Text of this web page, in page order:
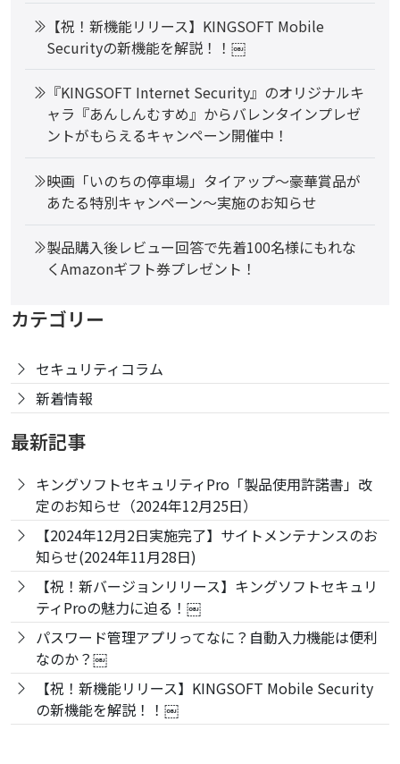
【祝！新機能リリース】KINGSOFT Mobile
Securityの新機能を解説！！￼
『KINGSOFT Internet Security』のオリジナルキ
ャラ『あんしんむすめ』からバレンタインプレゼ
ントがもらえるキャンペーン開催中！
映画「いのちの停車場」タイアップ～豪華賞品が
あたる特別キャンペーン～実施のお知らせ
製品購入後レビュー回答で先着100名様にもれな
くAmazonギフト券プレゼント！
カテゴリー
セキュリティコラム
新着情報
最新記事
キングソフトセキュリティPro「製品使用許諾書」改
定のお知らせ（2024年12月25日）
【2024年12月2日実施完了】サイトメンテナンスのお
知らせ(2024年11月28日)
【祝！新バージョンリリース】キングソフトセキュリ
ティProの魅力に迫る！￼
パスワード管理アプリってなに？自動入力機能は便利
なのか？￼
【祝！新機能リリース】KINGSOFT Mobile Security
の新機能を解説！！￼